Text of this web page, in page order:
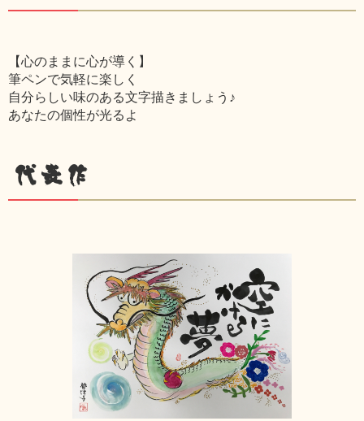
【心のままに心が導く】
筆ペンで気軽に楽しく
自分らしい味のある文字描きましょう♪
あなたの個性が光るよ
代表作